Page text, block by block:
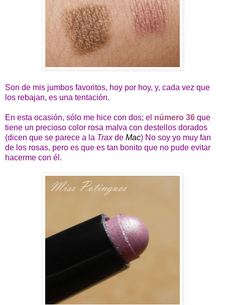
Son de mis jumbos favoritos, hoy por hoy, y, cada vez que
los rebajan, es una tentación.
En esta ocasión, sólo me hice con dos; el número 36 que
tiene un precioso color rosa malva con destellos dorados
(dicen que se parece a la Traxde Mac) No soy yo muy fan
de los rosas, pero es que es tan bonito que no pude evitar
hacerme con él.